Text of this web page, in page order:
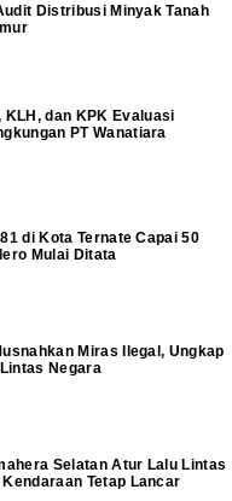
Distribusi Minyak Tanah
KLH, dan KPK Evaluasi
PT Wanatiara
di Kota Ternate Capai 50
Mulai Ditata
Miras Ilegal, Ungkap
Negara
Selatan Atur Lalu Lintas
Tetap Lancar